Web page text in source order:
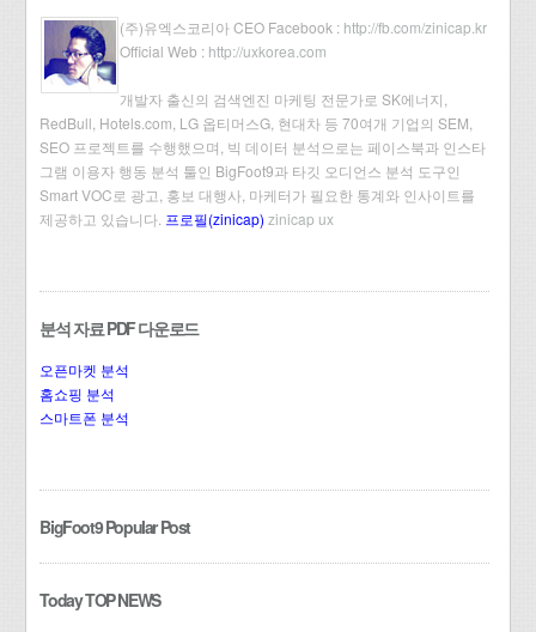
(주)유엑스코리아 CEO Facebook : http://fb.com/zinicap.kr
Official Web : http://uxkorea.com
개발자 출신의 검색엔진 마케팅 전문가로 SK에너지,
RedBull, Hotels.com, LG 옵티머스G, 현대차 등 70여개 기업의 SEM,
SEO 프로젝트를 수행했으며, 빅 데이터 분석으로는 페이스북과 인스타
그램 이용자 행동 분석 툴인 BigFoot9과 타깃 오디언스 분석 도구인
Smart VOC로 광고, 홍보 대행사, 마케터가 필요한 통계와 인사이트를
제공하고 있습니다. 프로필(zinicap) zinicap ux
분석 자료 PDF 다운로드
오픈마켓 분석
홈쇼핑 분석
스마트폰 분석
BigFoot9 Popular Post
Today TOP NEWS